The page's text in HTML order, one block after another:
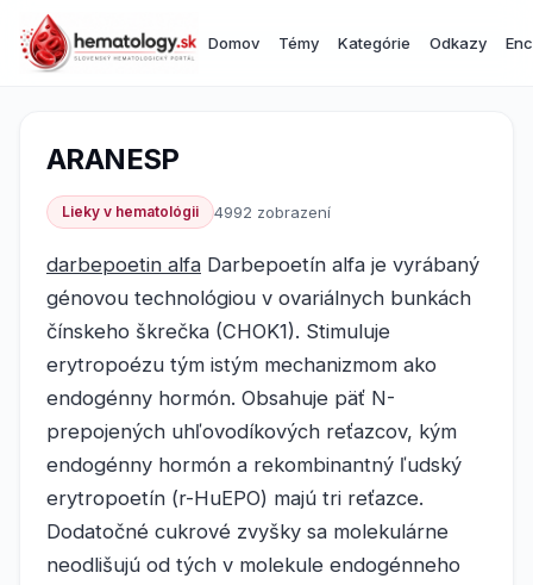
Domov Témy Kategórie Odkazy
ARANESP
Lieky v hematológii 4992 zobrazení
darbepoetin alfa Darbepoetín alfa je vyrábaný
génovou technológiou v ovariálnych bunkách
čínskeho škrečka (CHOK1). Stimuluje
erytropoézu tým istým mechanizmom ako
endogénny hormón. Obsahuje päť N-
prepojených uhľovodíkových reťazcov, kým
endogénny hormón a rekombinantný ľudský
erytropoetín (r-HuEPO) majú tri reťazce.
Dodatočné cukrové zvyšky sa molekulárne
neodlišujú od tých v molekule endogénneho